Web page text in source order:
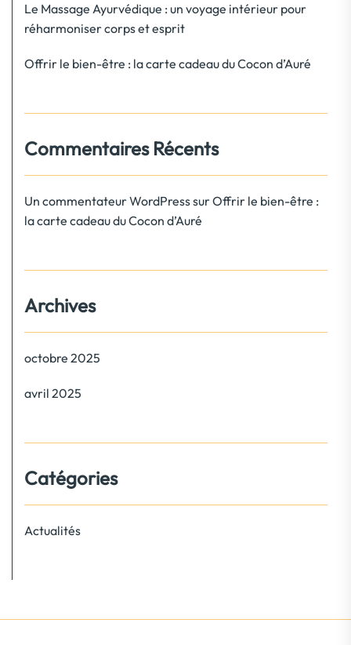
Le Massage Ayurvédique : un voyage intérieur pour
réharmoniser corps et esprit
Offrir le bien-être : la carte cadeau du Cocon d’Auré
Commentaires Récents
Un commentateur WordPresssurOffrir le bien-être :
la carte cadeau du Cocon d’Auré
Archives
octobre 2025
avril 2025
Catégories
Actualités